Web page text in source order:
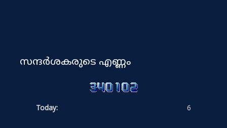
സന്ദർശകരുടെ എണ്ണം
Today: 6